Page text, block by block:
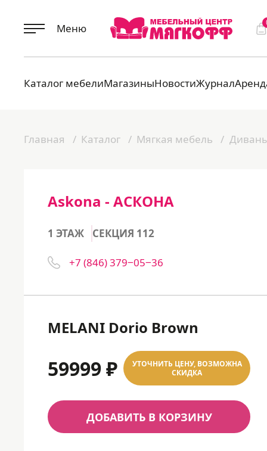
Меню
Каталог мебелиМагазиныНовостиЖурнал
Главная Каталог Мягкая мебель
Askona - АСКОНА
1 ЭТАЖ СЕКЦИЯ 112
+7 (846) 379‒05‒36
MELANI Dorio Brown
59999 ₽
УТОЧНИТЬ ЦЕНУ, ВОЗМОЖНА
СКИДКА
ДОБАВИТЬ В КОРЗИНУ